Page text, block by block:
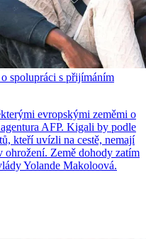
spolupráci s přijímáním
evropskými zeměmi o
AFP. Kigali by podle
kteří uvízli na cestě, nemají
Země dohody zatím
Yolande Makoloová.